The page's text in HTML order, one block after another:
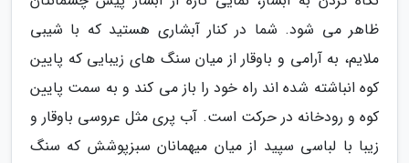
ظاهر می شود. شما در کنار آبشاری هستید که با شیبی
ملایم، به آرامی و باوقار از میان سنگ های زیبایی که پایین
کوه انباشته شده اند راه خود را باز می کند و به سمت پایین
کوه و رودخانه در حرکت است. آب پری مثل عروسی باوقار و
زیبا با لباسی سپید از میان میهمانان سبزپوشش که سنگ